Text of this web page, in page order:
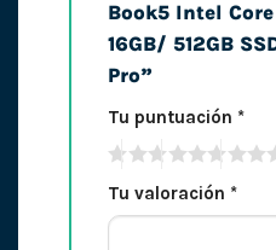
Book5 Intel
16GB/ 512GB
Pro”
Tu puntuación *
Tu valoración *